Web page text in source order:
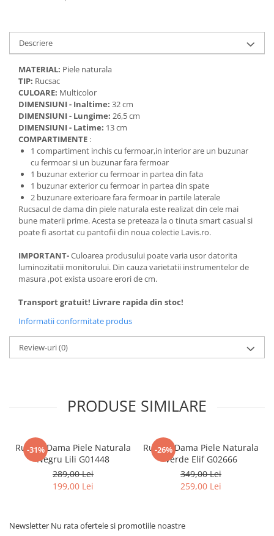
Descriere
MATERIAL: Piele naturala
TIP: Rucsac
CULOARE: Multicolor
DIMENSIUNI - Inaltime: 32 cm
DIMENSIUNI - Lungime: 26,5 cm
DIMENSIUNI - Latime: 13 cm
COMPARTIMENTE :
1 compartiment inchis cu fermoar,in interior are un buzunar
cu fermoar si un buzunar fara fermoar
1 buzunar exterior cu fermoar in partea din fata
1 buzunar exterior cu fermoar in partea din spate
2 buzunare exterioare fara fermoar in partile laterale
Rucsacul de dama din piele naturala este realizat din cele mai
bune materii prime. Acesta se preteaza la o tinuta smart casual si
poate fi asortat cu pantofii din noua colectie Lavis.ro.
IMPORTANT-Culoarea produsului poate varia usor datorita
luminozitatii monitorului. Din cauza varietatii instrumentelor de
masura ,pot exista usoare erori de cm.
Transport gratuit! Livrare rapida din stoc!
Informatii conformitate produs
Review-uri(0)
PRODUSE SIMILARE
-31%
Rucsac Dama Piele Naturala
Negru Lili G01448
289,00 Lei
199,00 Lei
-26%
Rucsac Dama Piele Naturala
Verde Elif G02666
349,00 Lei
259,00 Lei
Newsletter Nu rata ofertele si promotiile noastre